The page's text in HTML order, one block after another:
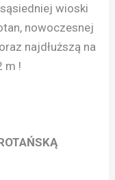
wioski
nowoczesnej
najdłuższą na
m !